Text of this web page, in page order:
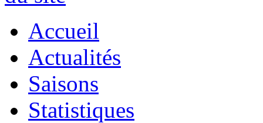
Accueil
Actualités
Saisons
Statistiques